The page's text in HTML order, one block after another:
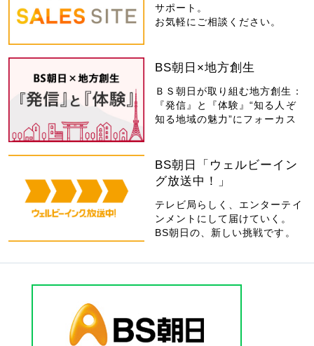
サポート。
お気軽にご相談ください。
BS朝日×地方創生
ＢＳ朝日が取り組む地方創生：
『発信』と『体験』“知る人ぞ
知る地域の魅力”にフォーカス
BS朝日「ウェルビーイン
グ放送中！」
テレビ局らしく、エンターテイ
ンメントにして届けていく。
BS朝日の、新しい挑戦です。